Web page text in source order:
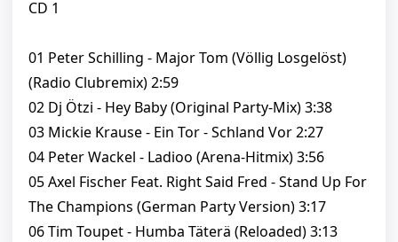
CD 1
01 Peter Schilling - Major Tom (Völlig Losgelöst)
(Radio Clubremix) 2:59
02 Dj Ötzi - Hey Baby (Original Party-Mix) 3:38
03 Mickie Krause - Ein Tor - Schland Vor 2:27
04 Peter Wackel - Ladioo (Arena-Hitmix) 3:56
05 Axel Fischer Feat. Right Said Fred - Stand Up For
The Champions (German Party Version) 3:17
06 Tim Toupet - Humba Täterä (Reloaded) 3:13